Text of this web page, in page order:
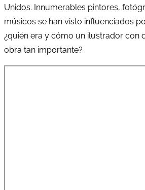
Unidos. Innumerables pintores,
músicos se han visto influenciados
¿quién era y cómo un ilustrador con
obra tan importante?